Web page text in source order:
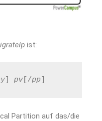
ist:
pv [/pp
Partition auf das/die